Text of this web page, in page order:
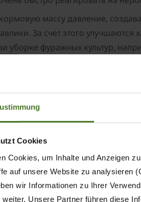
Cookies
Cookies, um Inhalte und Anzeigen
auf unsere Website zu analysieren
wir Informationen zu Ihrer
weiter. Unsere Partner führen diese
массу давление,
За счет этого
уборке фуражных культур,
Pro последовательно
комфорт управления
валков Swativo T 1040
различные формы и
стратегиям эксплуатации
комплектная система